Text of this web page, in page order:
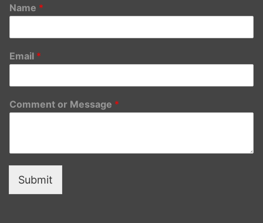
Name *
Email *
Comment or Message *
Submit